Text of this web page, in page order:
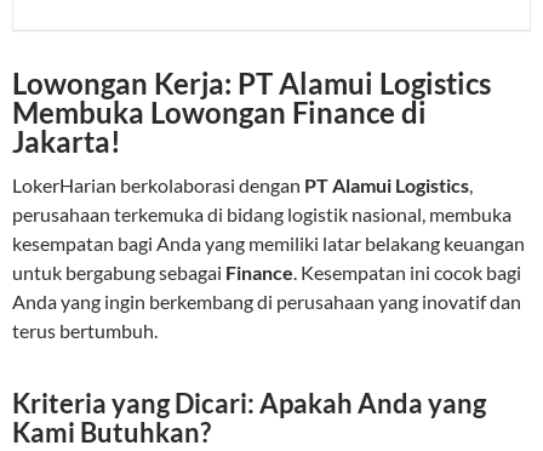
Lowongan Kerja: PT Alamui Logistics
Membuka Lowongan Finance di
Jakarta!
LokerHarian berkolaborasi dengan PT Alamui Logistics,
perusahaan terkemuka di bidang logistik nasional, membuka
kesempatan bagi Anda yang memiliki latar belakang keuangan
untuk bergabung sebagai Finance. Kesempatan ini cocok bagi
Anda yang ingin berkembang di perusahaan yang inovatif dan
terus bertumbuh.
Kriteria yang Dicari: Apakah Anda yang
Kami Butuhkan?